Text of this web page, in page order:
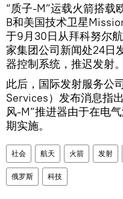
“质子-M”运载火箭搭载
B和美国技术卫星
于9月30日从拜科努尔
家集团公司新闻处24日
器控制系统，推迟发射。
此后，国际发射服务公
Services）发布消息指
风-M”推进器由于在电
期实施。
社会 航天 火箭 发射
俄罗斯 科技